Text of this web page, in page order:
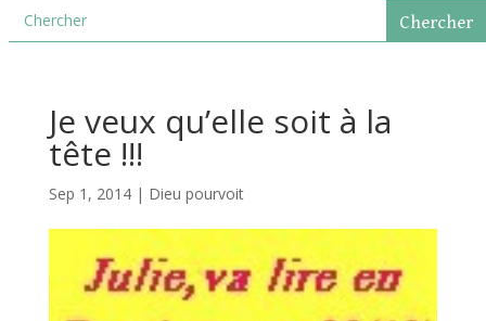
Je veux qu’elle soit à la
tête !!!
Sep 1, 2014| Dieu pourvoit